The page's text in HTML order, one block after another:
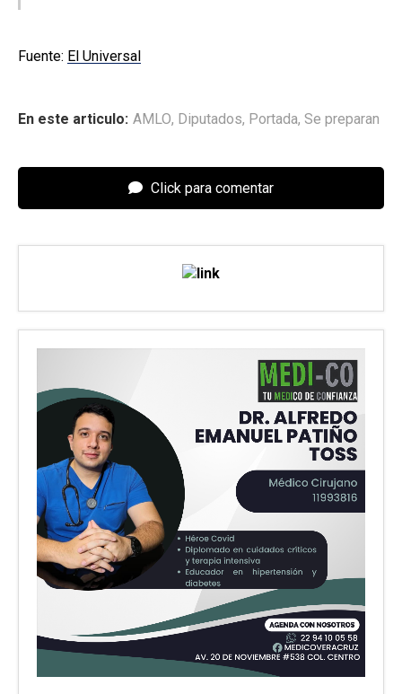
Fuente: El Universal
En este articulo: AMLO, Diputados, Portada, Se preparan
Click para comentar